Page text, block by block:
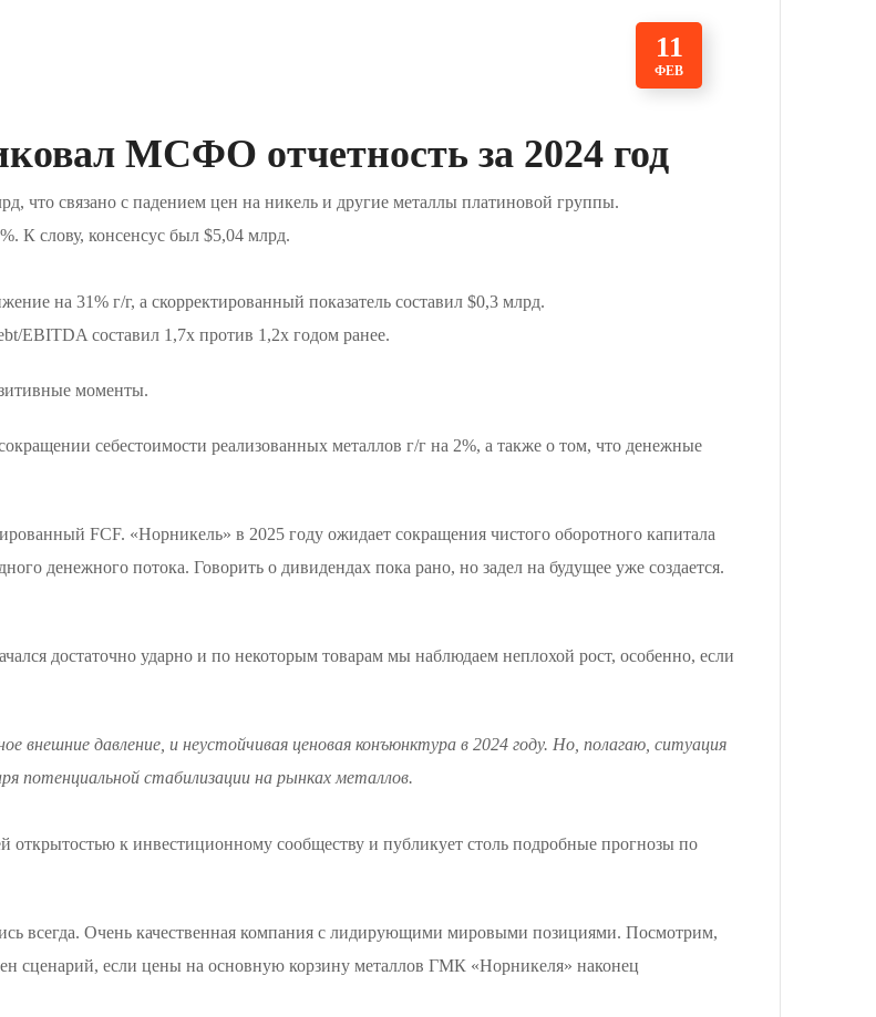
11
ФЕВ
МСФО отчетность за 2024 год
что связано с падением цен на никель и другие металлы платиновой группы.
К слову, консенсус был $5,04 млрд.
на 31% г/г, а скорректированный показатель составил $0,3 млрд.
EBITDA составил 1,7х против 1,2х годом ранее.
моменты.
себестоимости реализованных металлов г/г на 2%, а также о том, что денежные
FCF. «Норникель» в 2025 году ожидает сокращения чистого оборотного капитала
денежного потока. Говорить о дивидендах пока рано, но задел на будущее уже создается.
достаточно ударно и по некоторым товарам мы наблюдаем неплохой рост, особенно, если
внешние давление, и неустойчивая ценовая конъюнктура в 2024 году. Но, полагаю, ситуация
потенциальной стабилизации на рынках металлов.
открытостью к инвестиционному сообществу и публикует столь подробные прогнозы по
всегда. Очень качественная компания с лидирующими мировыми позициями. Посмотрим,
сценарий, если цены на основную корзину металлов ГМК «Норникеля» наконец